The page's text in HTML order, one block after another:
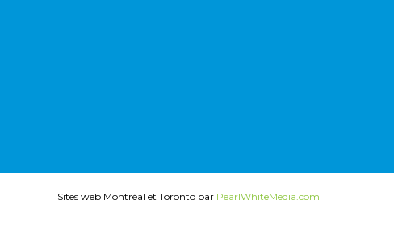
Sites web Montréal et Toronto par PearlWhiteMedia.com